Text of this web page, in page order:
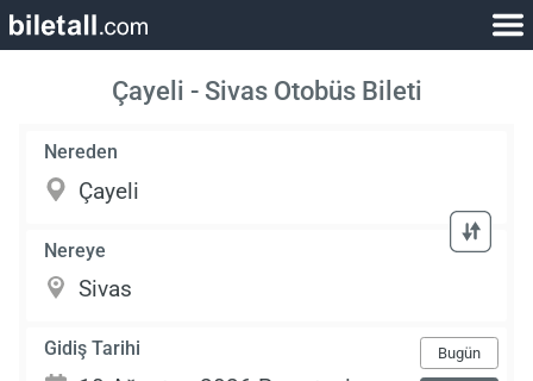
Çayeli - Sivas Otobüs Bileti
Nereden
Nereye
Gidiş Tarihi Bugün